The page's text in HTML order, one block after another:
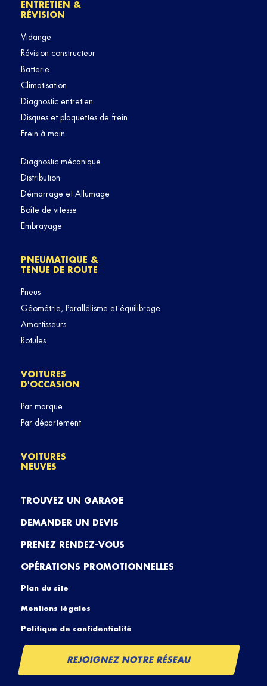
ENTRETIEN &
RÉVISION
Vidange
Révision constructeur
Batterie
Climatisation
Diagnostic entretien
Disques et plaquettes de frein
Frein à main
Diagnostic mécanique
Distribution
Démarrage et Allumage
Boîte de vitesse
Embrayage
PNEUMATIQUE &
TENUE DE ROUTE
Pneus
Géométrie, Parallélisme et équilibrage
Amortisseurs
Rotules
VOITURES
D'OCCASION
Par marque
Par département
VOITURES
NEUVES
TROUVEZ UN GARAGE
DEMANDER UN DEVIS
PRENEZ RENDEZ-VOUS
OPÉRATIONS PROMOTIONNELLES
Plan du site
Mentions légales
Politique de confidentialité
REJOIGNEZ NOTRE RÉSEAU